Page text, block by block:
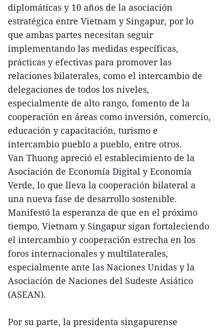
diplomáticas y 10 años de la asociación
estratégica entre Vietnam y Singapur, por lo
que ambas partes necesitan seguir
implementando las medidas específicas,
prácticas y efectivas para promover las
relaciones bilaterales, como el intercambio de
delegaciones de todos los niveles,
especialmente de alto rango, fomento de la
cooperación en áreas como inversión, comercio,
educación y capacitación, turismo e
intercambio pueblo a pueblo, entre otros.
Van Thuong apreció el establecimiento de la
Asociación de Economía Digital y Economía
Verde, lo que lleva la cooperación bilateral a
una nueva fase de desarrollo sostenible.
Manifestó la esperanza de que en el próximo
tiempo, Vietnam y Singapur sigan fortaleciendo
el intercambio y cooperación estrecha en los
foros internacionales y multilaterales,
especialmente ante las Naciones Unidas y la
Asociación de Naciones del Sudeste Asiático
(ASEAN).
Por su parte, la presidenta singapurense